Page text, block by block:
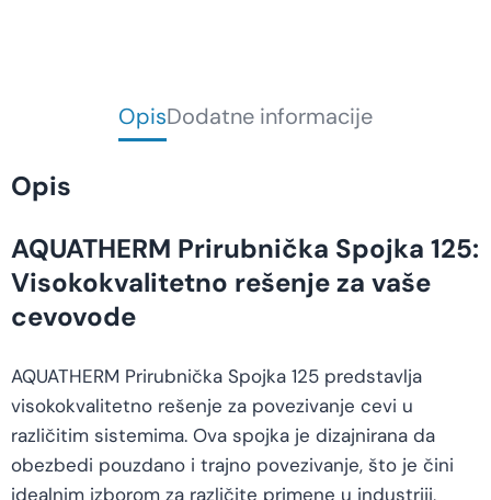
OpisDodatne informacije
Opis
AQUATHERM Prirubnička Spojka 125:
Visokokvalitetno rešenje za vaše
cevovode
AQUATHERM Prirubnička Spojka 125 predstavlja
visokokvalitetno rešenje za povezivanje cevi u
različitim sistemima. Ova spojka je dizajnirana da
obezbedi pouzdano i trajno povezivanje, što je čini
idealnim izborom za različite primene u industriji,